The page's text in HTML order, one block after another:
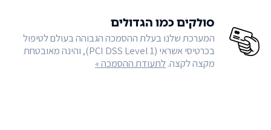
סולקים כמו הגדולים
המערכת שלנו בעלת ההסמכה הגבוהה בעולם לטיפול
בכרטיסי אשראי (PCI DSS Level 1), והינה מאובטחת
מקצה לקצה.לתעודת ההסמכה »